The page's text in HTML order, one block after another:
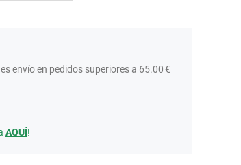
envío en pedidos superiores a 65.00 €
AQUÍ!